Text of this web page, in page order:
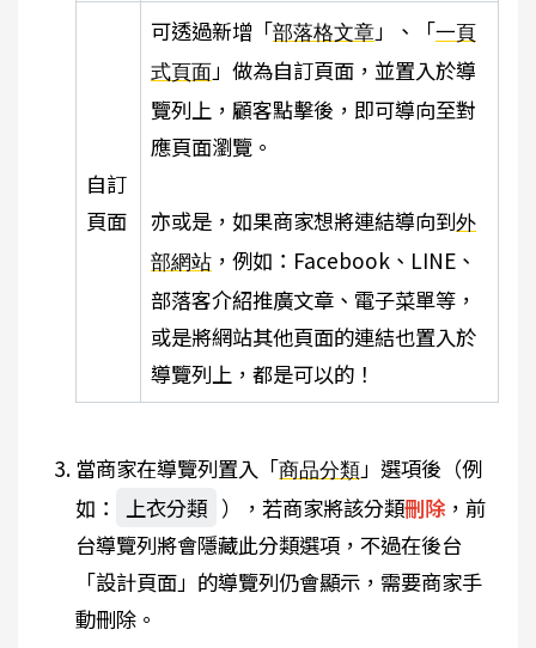
自訂
頁面
可透過新增「部落格文章 」、「一頁
式頁面 」做為自訂頁面，並置入於導
覽列上，顧客點擊後，即可導向至對
應頁面瀏覽。
亦或是，如果商家想將連結導向到外
部網站 ，例如：Facebook、LINE、
部落客介紹推廣文章、電子菜單等，
或是將網站其他頁面的連結也置入於
導覽列上，都是可以的！
當商家在導覽列置入「商品分類 」選項後（例
如：
上衣分類 ），若商家將該分類刪除 ，前
台導覽列將會隱藏此分類選項，不過在後台
「設計頁面」的導覽列仍會顯示，需要商家手
動刪除。